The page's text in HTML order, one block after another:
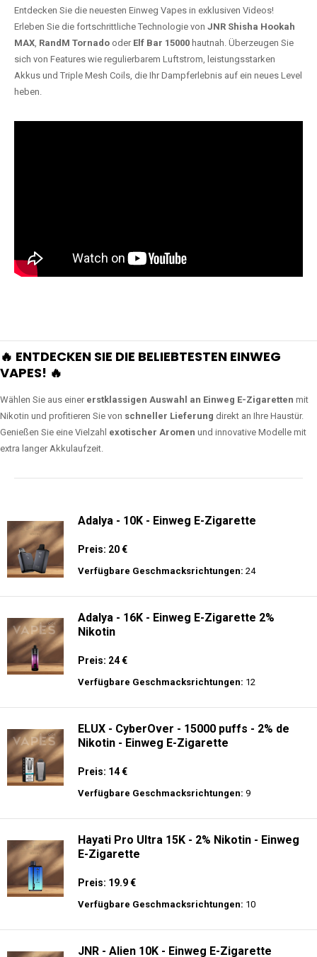
Entdecken Sie die neuesten Einweg Vapes in exklusiven Videos!
Erleben Sie die fortschrittliche Technologie von JNR Shisha Hookah
MAX, RandM Tornado oder Elf Bar 15000 hautnah. Überzeugen Sie
sich von Features wie regulierbarem Luftstrom, leistungsstarken
Akkus und Triple Mesh Coils, die Ihr Dampferlebnis auf ein neues Level
heben.
🔥 ENTDECKEN SIE DIE BELIEBTESTEN EINWEG
VAPES! 🔥
Wählen Sie aus einer erstklassigen Auswahl an Einweg E-Zigaretten mit
Nikotin und profitieren Sie von schneller Lieferung direkt an Ihre Haustür.
Genießen Sie eine Vielzahl exotischer Aromen und innovative Modelle mit
extra langer Akkulaufzeit.
Adalya - 10K - Einweg E-Zigarette
Preis: 20 €
Verfügbare Geschmacksrichtungen: 24
Adalya - 16K - Einweg E-Zigarette 2%
Nikotin
Preis: 24 €
Verfügbare Geschmacksrichtungen: 12
ELUX - CyberOver - 15000 puffs - 2% de
Nikotin - Einweg E-Zigarette
Preis: 14 €
Verfügbare Geschmacksrichtungen: 9
Hayati Pro Ultra 15K - 2% Nikotin - Einweg
E-Zigarette
Preis: 19.9 €
Verfügbare Geschmacksrichtungen: 10
JNR - Alien 10K - Einweg E-Zigarette